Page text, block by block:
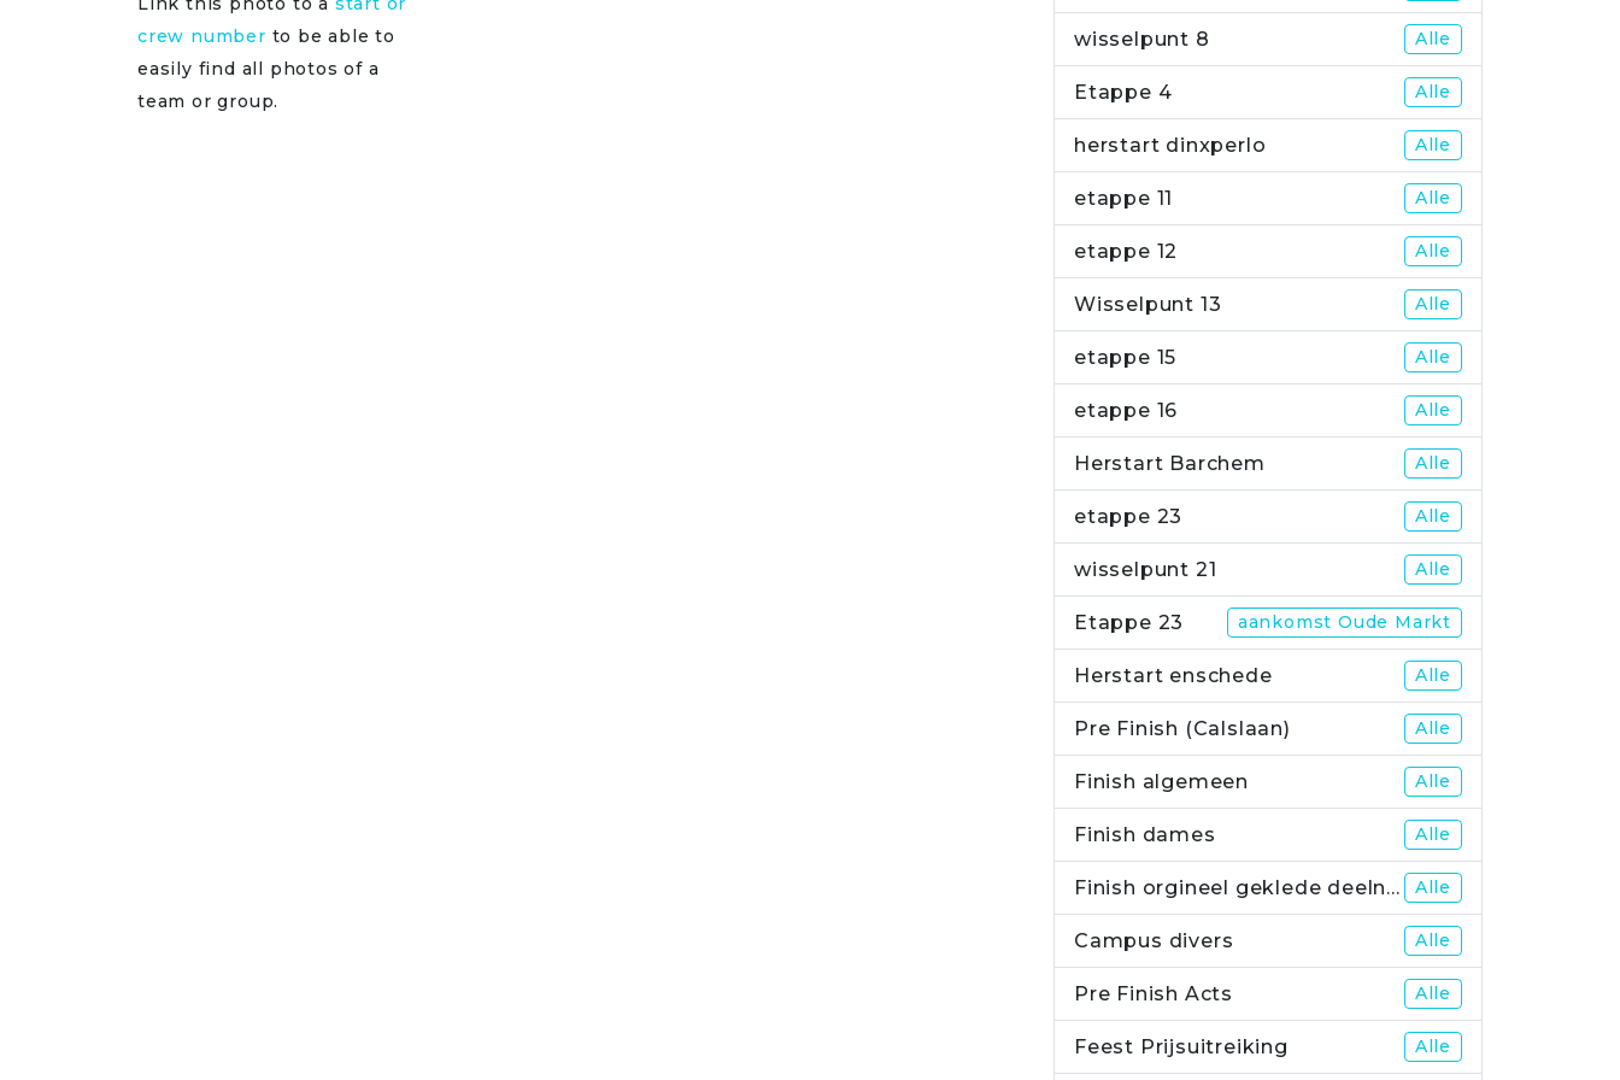
crew number to be able to
easily find all photos of a
team or group.
wisselpunt 8 Alle
Etappe 4 Alle
herstart dinxperlo Alle
etappe 11 Alle
etappe 12 Alle
Wisselpunt 13 Alle
etappe 15 Alle
etappe 16 Alle
Herstart Barchem Alle
etappe 23 Alle
wisselpunt 21 Alle
Etappe 23 aankomst Oude Markt
Herstart enschede Alle
Pre Finish (Calslaan) Alle
Finish algemeen Alle
Finish dames Alle
Finish orgineel geklede deelnemers Alle
Campus divers Alle
Pre Finish Acts Alle
Feest Prijsuitreiking Alle